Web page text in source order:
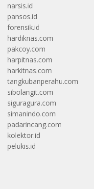
narsis.id
pansos.id
forensik.id
hardiknas.com
pakcoy.com
harpitnas.com
harkitnas.com
tangkubanperahu.com
sibolangit.com
siguragura.com
simanindo.com
padarincang.com
kolektor.id
pelukis.id